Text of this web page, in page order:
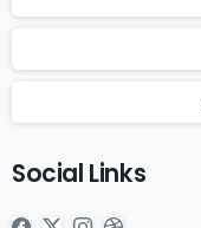
Social Links